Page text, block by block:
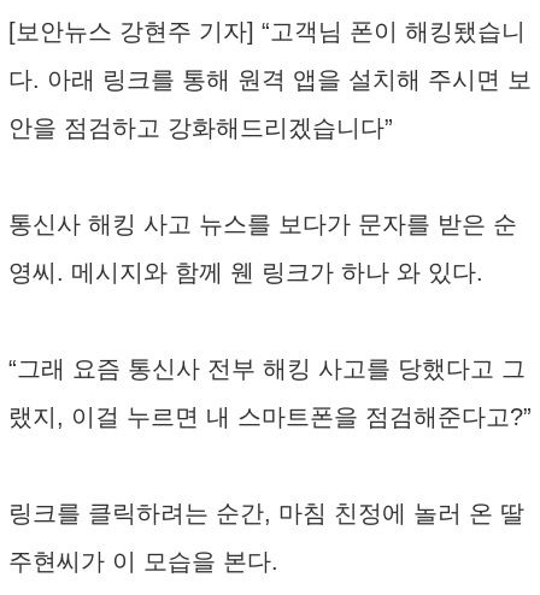
[보안뉴스 강현주 기자] “고객님 폰이 해킹됐습니
다. 아래 링크를 통해 원격 앱을 설치해 주시면 보
안을 점검하고 강화해드리겠습니다”
통신사 해킹 사고 뉴스를 보다가 문자를 받은 순
영씨. 메시지와 함께 웬 링크가 하나 와 있다.
“그래 요즘 통신사 전부 해킹 사고를 당했다고 그
랬지, 이걸 누르면 내 스마트폰을 점검해준다고?”
링크를 클릭하려는 순간, 마침 친정에 놀러 온 딸
주현씨가 이 모습을 본다.